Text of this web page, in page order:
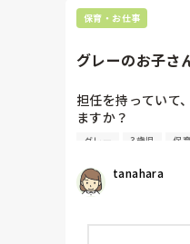
てもらったりして
保育・お仕事
グレーのお子さ
担任を持っていて
ますか？
年少で、４月生ま
衝動的に他の子に
一になるように呼
ちしきてくんな
いって！と蹴った
グレー 3歳児 保
tanahara